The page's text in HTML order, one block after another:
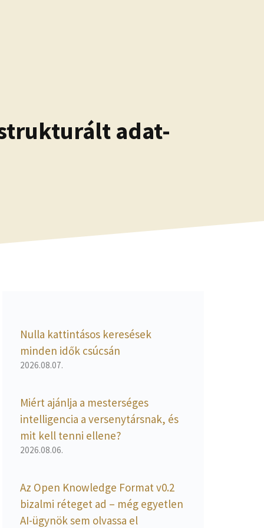
adat-
Nulla kattintásos keresések
minden idők csúcsán
2026.08.07.
Miért ajánlja a mesterséges
intelligencia a versenytársnak, és
mit kell tenni ellene?
2026.08.06.
Az Open Knowledge Format v0.2
bizalmi réteget ad – még egyetlen
AI-ügynök sem olvassa el